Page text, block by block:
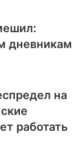
дневникам
на
работать